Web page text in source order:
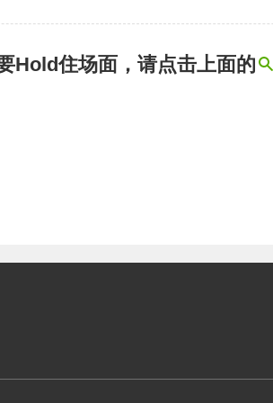
Hold住场面，请点击上面的